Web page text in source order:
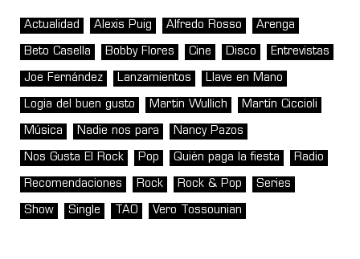
Actualidad Alexis Puig Alfredo Rosso Arenga
Beto Casella Bobby Flores Cine Disco Entrevistas
Joe Fernández Lanzamientos Llave en Mano
Logia del buen gusto Martin Wullich Martín Ciccioli
Música Nadie nos para Nancy Pazos
Nos Gusta El Rock Pop Quién paga la fiesta Radio
Recomendaciones Rock Rock & Pop Series
Show Single TAO Vero Tossounian